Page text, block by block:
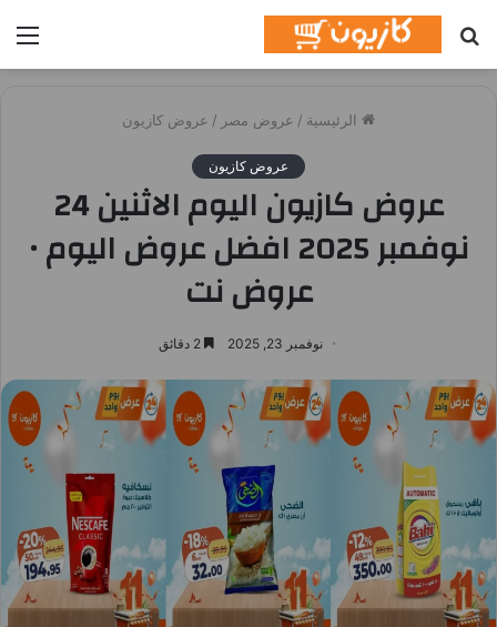
عن
الرئيسية / عروض مصر / عروض كازيون
عروض كازيون
عروض كازيون اليوم الاثنين 24
نوفمبر 2025 افضل عروض اليوم •
عروض نت
نوفمبر 23, 2025 2 دقائق